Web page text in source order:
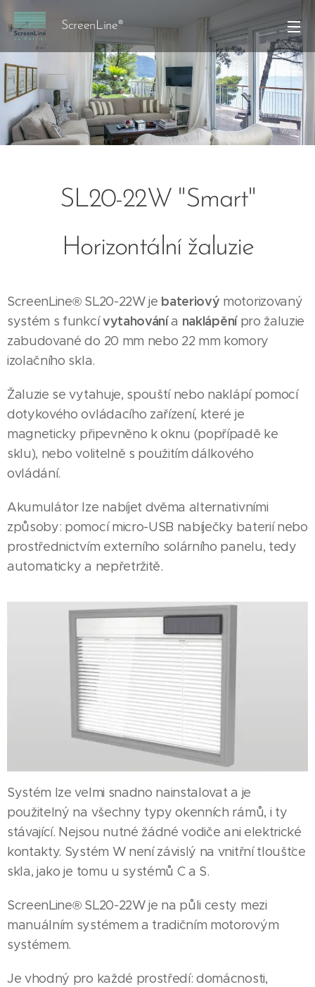
ScreenLine®
SL20-22W "Smart"
Horizontální žaluzie
ScreenLine® SL20-22W je bateriový motorizovaný
systém s funkcívytahovánía naklápění pro žaluzie
zabudované do 20 mm nebo 22 mm komory
izolačního skla.
Žaluzie se vytahuje, spouští nebo naklápí pomocí
dotykového ovládacího zařízení, které je
magneticky připevněno k oknu (popřípadě ke
sklu), nebo volitelně s použitím dálkového
ovládání.
Akumulátor lze nabíjet dvěma alternativními
způsoby: pomocí micro-USB nabíječky baterií nebo
prostřednictvím externího solárního panelu, tedy
automaticky a nepřetržitě.
Systém lze velmi snadno nainstalovat a je
použitelný na všechny typy okenních rámů, i ty
stávající. Nejsou nutné žádné vodiče ani elektrické
kontakty. Systém W není závislý na vnitřní tloušťce
skla, jako je tomu u systémů C a S.
ScreenLine® SL20-22W je na půli cesty mezi
manuálním systémem a tradičním motorovým
systémem.
Je vhodný pro každé prostředí: domácnosti,